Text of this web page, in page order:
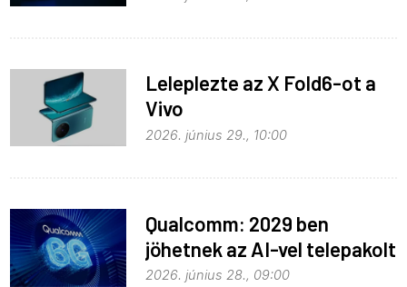
Leleplezte az X Fold6-ot a
Vivo
2026. június 29., 10:00
Qualcomm: 2029 ben
jöhetnek az AI-vel telepakolt
6G-s telefonok
2026. június 28., 09:00